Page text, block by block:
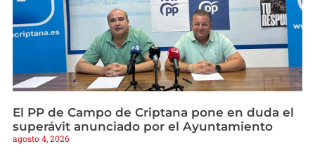
El PP de Campo de Criptana pone en duda el
superávit anunciado por el Ayuntamiento
agosto 4, 2026